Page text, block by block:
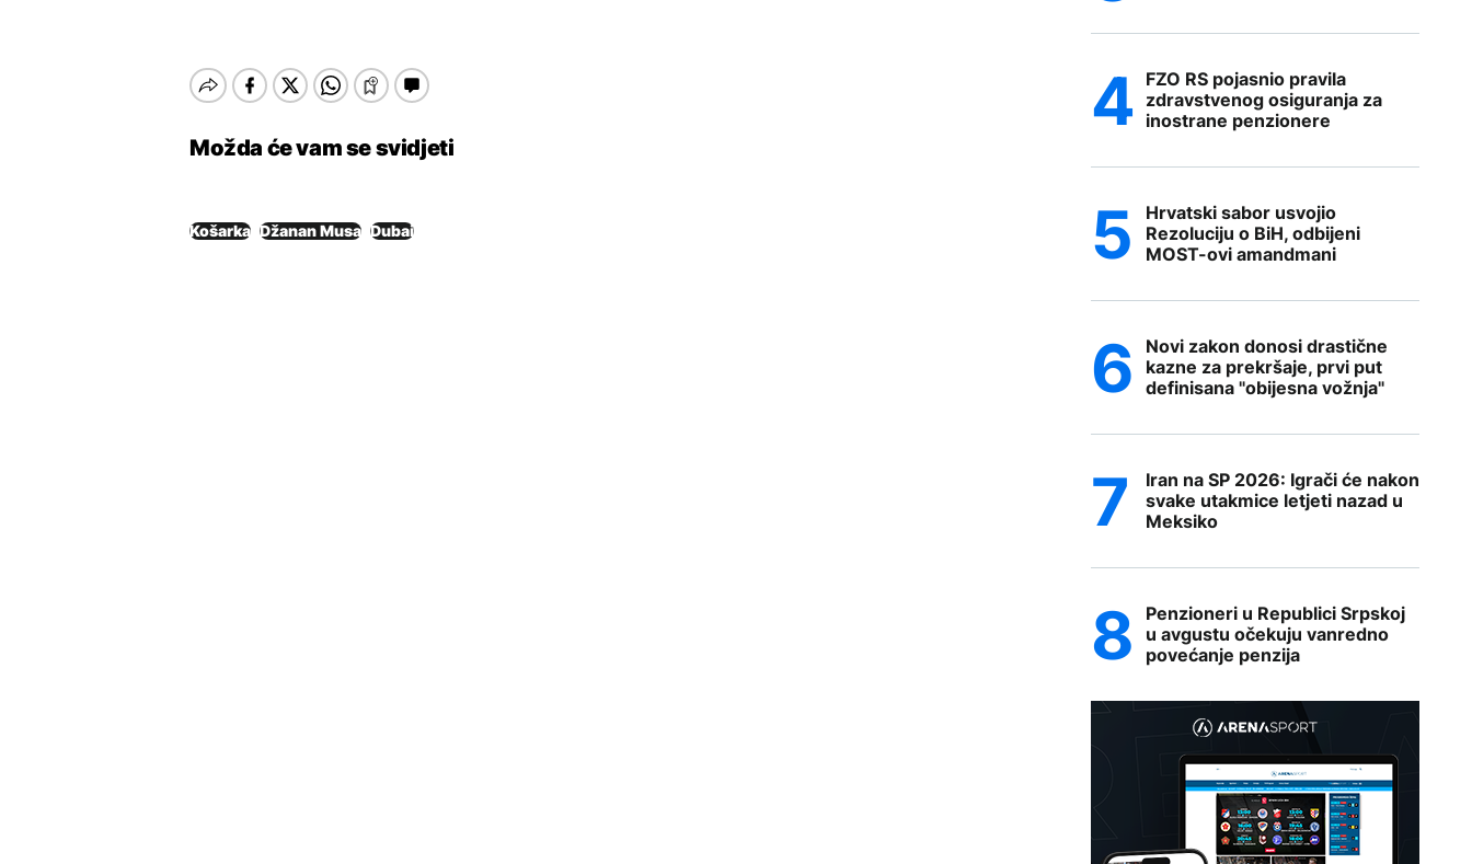
Možda će vam se svidjeti
Košarka Džanan Musa Dubai
FZO RS pojasnio pravila
zdravstvenog osiguranja za
inostrane penzionere
Hrvatski sabor usvojio
Rezoluciju o BiH, odbijeni
MOST-ovi amandmani
Novi zakon donosi drastične
kazne za prekršaje, prvi put
definisana "obijesna vožnja"
Iran na SP 2026: Igrači će nakon
svake utakmice letjeti nazad u
Meksiko
Penzioneri u Republici Srpskoj
u avgustu očekuju vanredno
povećanje penzija